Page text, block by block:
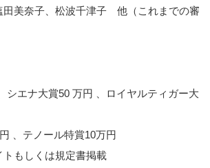
田美奈子、松波千津子 他（これまでの審
シエナ大賞50 万円 、ロイヤルティガー大
、テノール特賞10万円
もしくは規定書掲載